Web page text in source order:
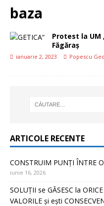
baza
Protest la UM
Făgăraș
ianuarie 2, 2023 Popescu
ARTICOLE RECENTE
CONSTRUIM PUNȚI ÎNTRE
iunie 16, 2026
SOLUȚII se GĂSESC la
VALORILE și ești